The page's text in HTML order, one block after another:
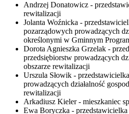
Andrzej Donatowicz -
rewitalizacji
Jolanta Woźnicka -
pozarządowych prowadzących
określonymi w Gminnym
Dorota Agnieszka Grzelak -
przedsiębiorstw prowadzących
obszarze rewitalizacji
Urszula Słowik -
prowadzących działalność
rewitalizacji
Arkadiusz Kieler - mieszkaniec
Ewa Boryczka -